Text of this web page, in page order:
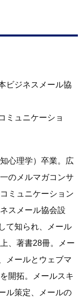
ビジネスメール協
ミュニケーショ
心理学）卒業。広
のメルマガコンサ
ミュニケーション
スメール協会設
て知られ、メール
、著書28冊。メー
メールとウェブマ
開拓。メールスキ
ル策定、メールの